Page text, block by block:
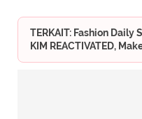
TERKAIT: Fashion Daily
KIM REACTIVATED,